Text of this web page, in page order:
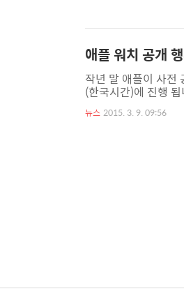
애플 워치 공개
작년 말 애플이 사전
(한국시간)에 진행
에어와 iOS 8.2가 선
서도 서브로 소개 될
뉴스 2015. 3. 9. 09:56